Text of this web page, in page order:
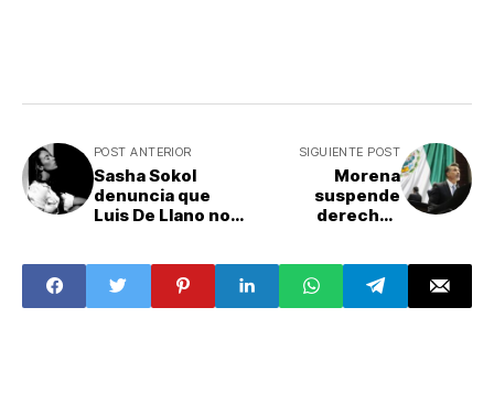
POST ANTERIOR
Sasha Sokol
denuncia que
Luis De Llano no
SIGUIENTE POST
Morena
suspende
derechos
ingresar a La
Casa de los
Famosos